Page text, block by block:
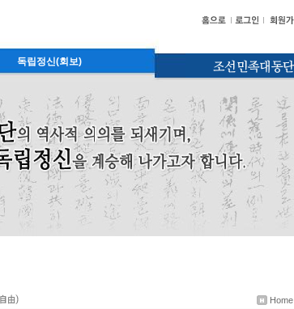
독립정신(회보)
Home